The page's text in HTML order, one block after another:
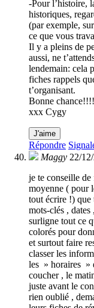
-Pour l’histoire,
historiques,
(par exemple,
ce que vous
Il y a pleins de
aussi, ne
lendemain: cela
fiches rappels
t’organisant.
Bonne
xxx Cygy
J'aime
Répondre
Maggy 22/
je te conseille
moyenne ( pour
tout écrire !) que
mots-clés ,
surligne tout ce
colorés pour
et surtout faire
classer les
les » horaires »
coucher , le
juste avant le
rien oublié ,